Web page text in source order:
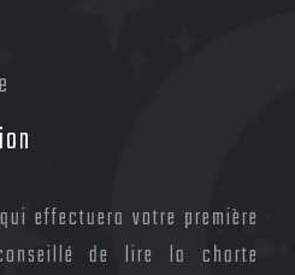
effectuera votre première
de lire la charte